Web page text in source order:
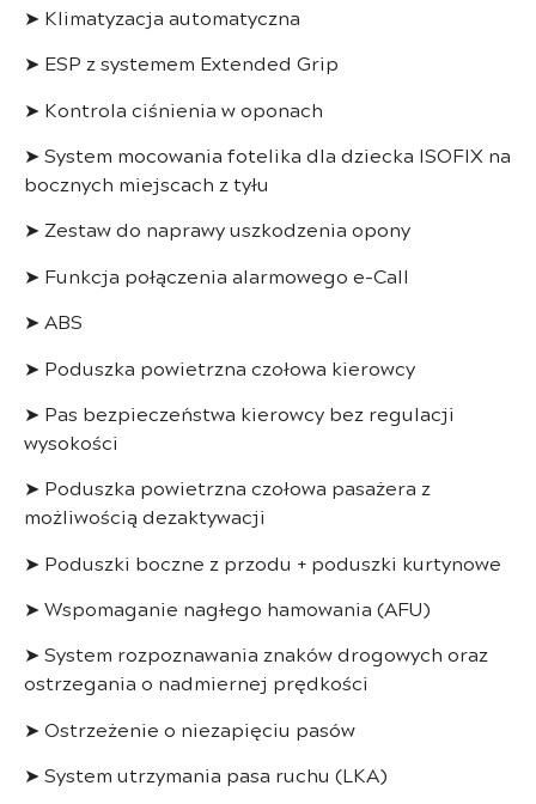
➤ Klimatyzacja automatyczna
➤ ESP z systemem Extended Grip
➤ Kontrola ciśnienia w oponach
➤ System mocowania fotelika dla dziecka ISOFIX na
bocznych miejscach z tyłu
➤ Zestaw do naprawy uszkodzenia opony
➤ Funkcja połączenia alarmowego e-Call
➤ ABS
➤ Poduszka powietrzna czołowa kierowcy
➤ Pas bezpieczeństwa kierowcy bez regulacji
wysokości
➤ Poduszka powietrzna czołowa pasażera z
możliwością dezaktywacji
➤ Poduszki boczne z przodu + poduszki kurtynowe
➤ Wspomaganie nagłego hamowania (AFU)
➤ System rozpoznawania znaków drogowych oraz
ostrzegania o nadmiernej prędkości
➤ Ostrzeżenie o niezapięciu pasów
➤ System utrzymania pasa ruchu (LKA)